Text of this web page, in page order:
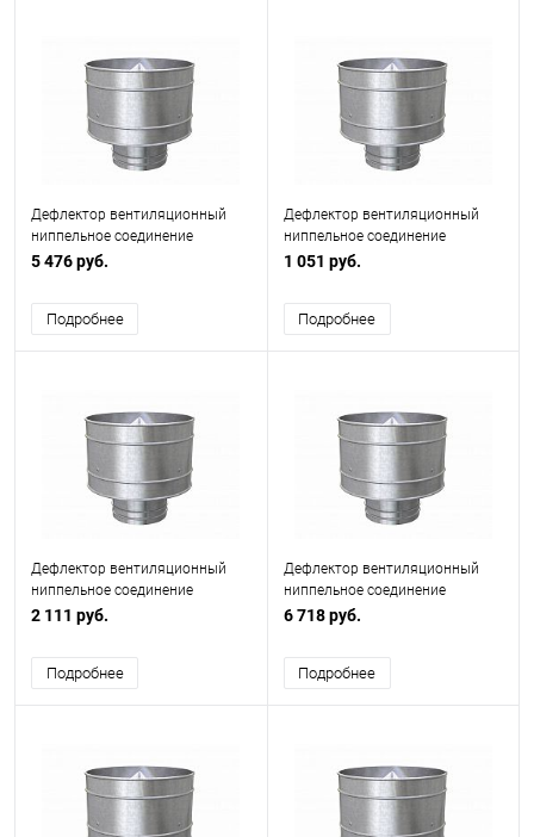
Дефлектор вентиляционный
ниппельное соединение
ф500мм
5 476 руб.
Подробнее
Дефлектор вентиляционный
ниппельное соединение
ф125мм
1 051 руб.
Подробнее
Дефлектор вентиляционный
ниппельное соединение
ф315мм
2 111 руб.
Подробнее
Дефлектор вентиляционный
ниппельное соединение
ф560мм
6 718 руб.
Подробнее